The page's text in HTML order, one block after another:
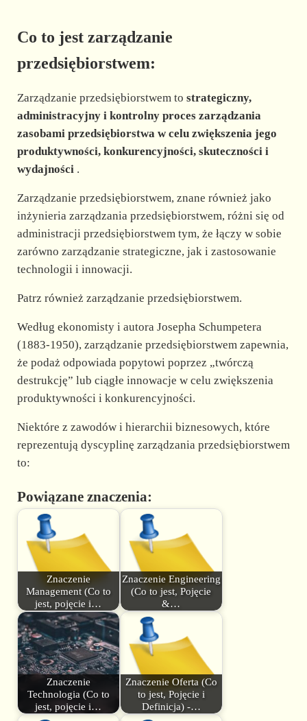
V
i
d
e
o
Co to jest zarządzanie
przedsiębiorstwem:
Zarządzanie przedsiębiorstwem to strategiczny,
administracyjny i kontrolny proces zarządzania
zasobami przedsiębiorstwa w celu zwiększenia jego
produktywności, konkurencyjności, skuteczności i
wydajności.
Zarządzanie przedsiębiorstwem, znane również jako
inżynieria zarządzania przedsiębiorstwem, różni się od
administracji przedsiębiorstwem tym, że łączy w sobie
zarówno zarządzanie strategiczne, jak i zastosowanie
technologii i innowacji.
Patrz również zarządzanie przedsiębiorstwem.
Według ekonomisty i autora Josepha Schumpetera
(1883-1950), zarządzanie przedsiębiorstwem zapewnia,
że podaż odpowiada popytowi poprzez „twórczą
destrukcję” lub ciągłe innowacje w celu zwiększenia
produktywności i konkurencyjności.
Niektóre z zawodów i hierarchii biznesowych, które
reprezentują dyscyplinę zarządzania przedsiębiorstwem
to:
Powiązane znaczenia:
Znaczenie
Management (Co to
jest, pojęcie i…
Znaczenie Engineering
(Co to jest, Pojęcie
&…
Znaczenie
Technologia (Co to
jest, pojęcie i…
Znaczenie Oferta (Co
to jest, Pojęcie i
Definicja) -…